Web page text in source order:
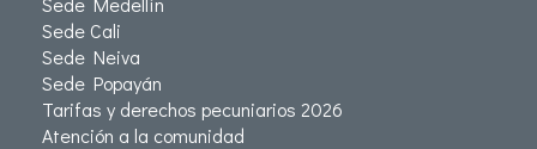
Sede Cali
Sede Neiva
Sede Popayán
Tarifas y derechos pecuniarios 2026
Atención a la comunidad